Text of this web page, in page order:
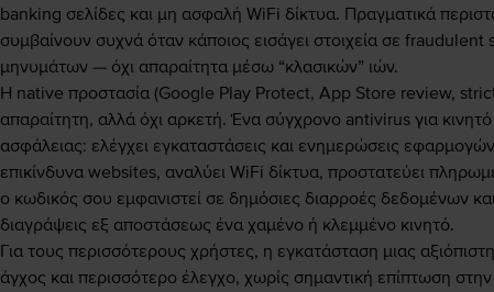
banking σελίδες και μη ασφαλή WiFi δίκτυα. Πραγματικά
συμβαίνουν συχνά όταν κάποιος εισάγει στοιχεία σε
μηνυμάτων — όχι απαραίτητα μέσω “κλασικών” ιών.
Η native προστασία (Google Play Protect, App Store review,
απαραίτητη, αλλά όχι αρκετή. Ένα σύγχρονο antivirus για
ασφάλειας: ελέγχει εγκαταστάσεις και ενημερώσεις
επικίνδυνα websites, αναλύει WiFi δίκτυα, προστατεύει
ο κωδικός σου εμφανιστεί σε δημόσιες διαρροές δεδομένων
διαγράψεις εξ αποστάσεως ένα χαμένο ή κλεμμένο κινητό.
Για τους περισσότερους χρήστες, η εγκατάσταση μιας
άγχος και περισσότερο έλεγχο, χωρίς σημαντική επίπτωση